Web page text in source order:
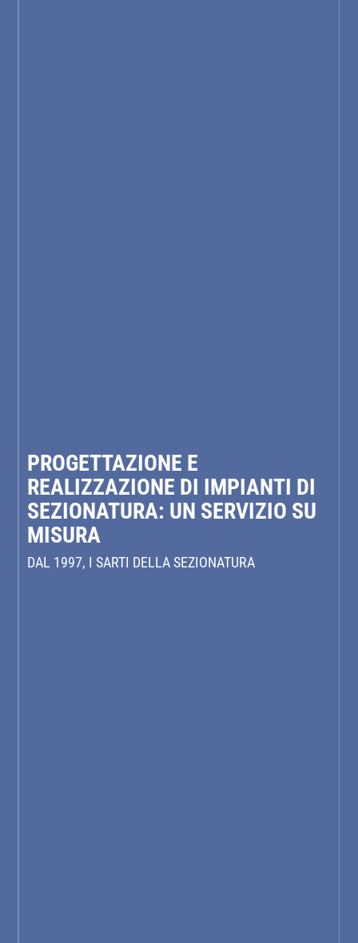
PROGETTAZIONE E
REALIZZAZIONE DI IMPIANTI DI
SEZIONATURA: UN SERVIZIO SU
MISURA
DAL 1997, I SARTI DELLA SEZIONATURA